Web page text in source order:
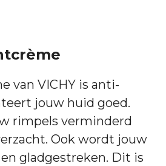
van VICHY is anti-
jouw huid goed.
rimpels verminderd
Ook wordt jouw
gladgestreken. Dit is